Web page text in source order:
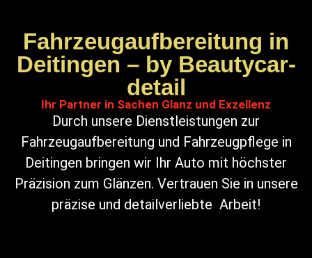
Fahrzeugaufbereitung in
Deitingen – by Beautycar-
detail
Ihr Partner in Sachen Glanz und Exzellenz
Durch unsere Dienstleistungen zur
Fahrzeugaufbereitung und Fahrzeugpflege in
Deitingen bringen wir Ihr Auto mit höchster
Präzision zum Glänzen. Vertrauen Sie in unsere
präzise und detailverliebte Arbeit!